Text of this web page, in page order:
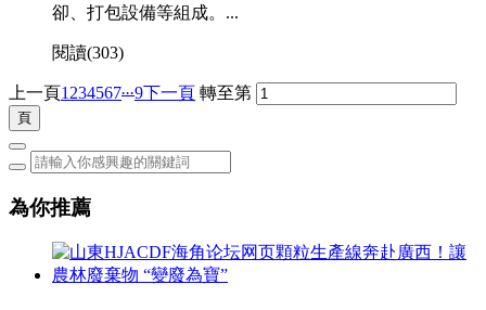
卻、打包設備等組成。...
閱讀(303)
上一頁1 234567...9下一頁 轉至第
為你推薦